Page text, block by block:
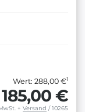
Wert: 288,00 €1
185,00 €
+ Versand / 10265